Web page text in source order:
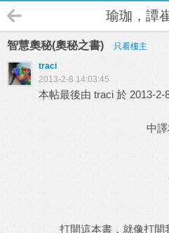
瑜珈，譚
智慧奧秘(奧秘之書)
只看樓主
traci
2013-2-8 14:03:45
本帖最後由 traci 於 2013-2-
中
打開這本書，就像打開